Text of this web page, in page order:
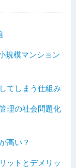
規模マンション
てしまう仕組み
理の社会問題化
高い？
ットとデメリッ